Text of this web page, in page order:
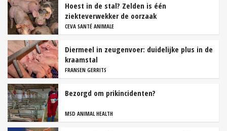
Hoest in de stal? Zelden is één
ziekteverwekker de oorzaak
CEVA SANTÉ ANIMALE
Diermeel in zeugenvoer: duidelijke plus in de
kraamstal
FRANSEN GERRITS
Bezorgd om prikincidenten?
MSD ANIMAL HEALTH